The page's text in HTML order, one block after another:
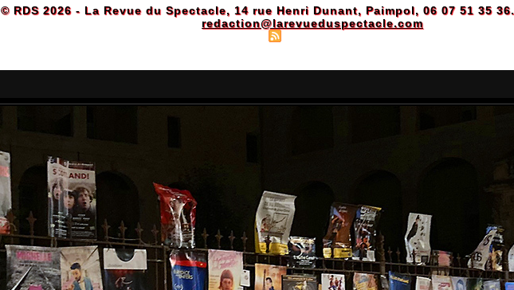
© RDS 2026 - La Revue du Spectacle, 14 rue Henri Dunant, Paimpol, 06 07 51 35 36.
redaction@larevueduspectacle.com